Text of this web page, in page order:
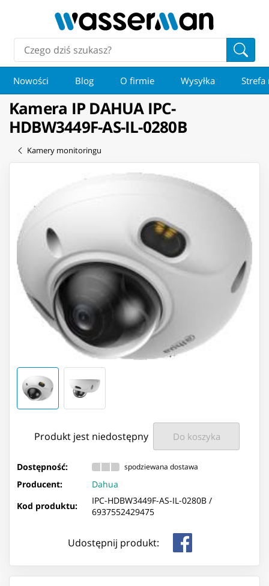
Nowości Blog O firmie Wysyłka Strefa
Kamera IP DAHUA IPC-
HDBW3449F-AS-IL-0280B
Kamery monitoringu
Produkt jest niedostępny Do koszyka
Dostępność: spodziewana dostawa
Producent:
Dahua
Kod produktu:
IPC-HDBW3449F-AS-IL-0280B /
6937552429475
Udostępnij produkt: